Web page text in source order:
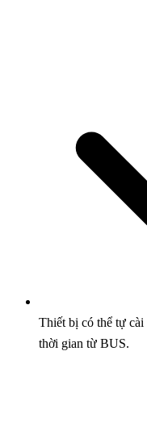
Thiết bị có thể tự
thời gian từ BUS.